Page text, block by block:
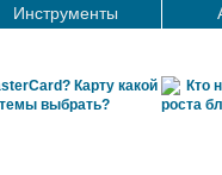
Инструменты
Карту какой
выбрать?
Кто
роста